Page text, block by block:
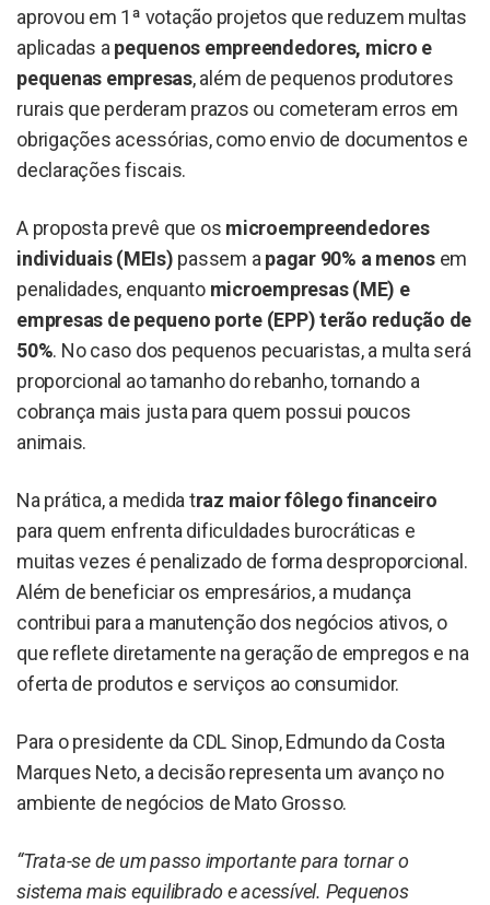
aprovou em 1ª votação projetos que reduzem multas
aplicadas a pequenos empreendedores, micro e
pequenas empresas, além de pequenos produtores
rurais que perderam prazos ou cometeram erros em
obrigações acessórias, como envio de documentos e
declarações fiscais.
A proposta prevê que os microempreendedores
individuais (MEIs) passem a pagar 90% a menosem
penalidades, enquanto microempresas (ME) e
empresas de pequeno porte (EPP) terão redução de
50%. No caso dos pequenos pecuaristas, a multa será
proporcional ao tamanho do rebanho, tornando a
cobrança mais justa para quem possui poucos
animais.
Na prática, a medida traz maior fôlego financeiro
para quem enfrenta dificuldades burocráticas e
muitas vezes é penalizado de forma desproporcional.
Além de beneficiar os empresários, a mudança
contribui para a manutenção dos negócios ativos, o
que reflete diretamente na geração de empregos e na
oferta de produtos e serviços ao consumidor.
Para o presidente da CDL Sinop, Edmundo da Costa
Marques Neto, a decisão representa um avanço no
ambiente de negócios de Mato Grosso.
“Trata-se de um passo importante para tornar o
sistema mais equilibrado e acessível. Pequenos